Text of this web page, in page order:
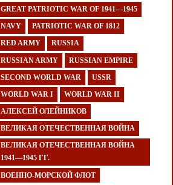
GREAT PATRIOTIC WAR OF 1941—1945
NAVY PATRIOTIC WAR OF 1812
RED ARMY RUSSIA
RUSSIAN ARMY RUSSIAN EMPIRE
SECOND WORLD WAR USSR
WORLD WAR I WORLD WAR II
АЛЕКСЕЙ ОЛЕЙНИКОВ
ВЕЛИКАЯ ОТЕЧЕСТВЕННАЯ ВОЙНА
ВЕЛИКАЯ ОТЕЧЕСТВЕННАЯ ВОЙНА
1941—1945 ГГ.
ВОЕННО-МОРСКОЙ ФЛОТ